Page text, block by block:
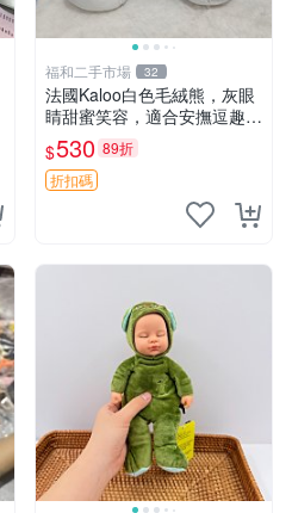
福和二手市場 32
法國Kaloo白色毛絨熊，灰眼
睛甜蜜笑容，適合安撫逗趣可
愛，柔軟面料手感佳。14 白
色安撫熊 毛絨玩具 寶寶逗樂
具
$530 89折
折扣碼